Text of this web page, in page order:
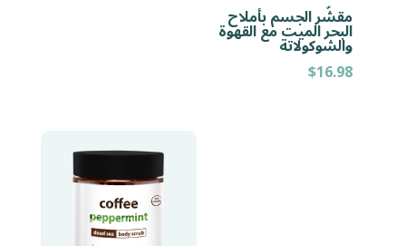
مقشّر الجسم بأملاح
البحر الميت مع القهوة
والشوكولاتة
$16.98